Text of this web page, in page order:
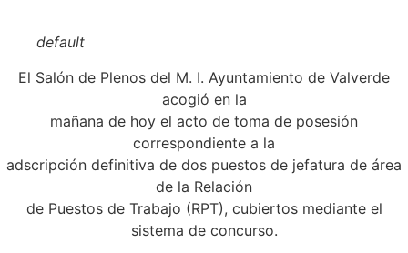
default
El Salón de Plenos del M. I. Ayuntamiento de Valverde
acogió en la
mañana de hoy el acto de toma de posesión
correspondiente a la
adscripción definitiva de dos puestos de jefatura de área
de la Relación
de Puestos de Trabajo (RPT), cubiertos mediante el
sistema de concurso.